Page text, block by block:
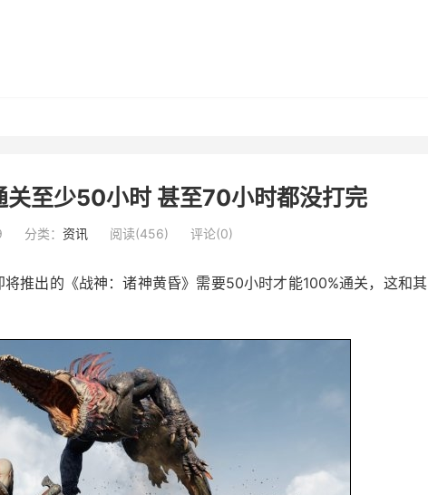
关至少50小时 甚至70小时都没打完
分类： 资讯 阅读(456) 评论(0)
推出的《战神：诸神黄昏》需要50小时才能100%通关，这和其